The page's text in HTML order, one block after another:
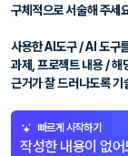
구체적으로 서술해 주세
사용한 AI도구 / AI 도구
과제, 프로젝트 내용 / 해
근거가 잘 드러나도록 기
빠르게 시작하기
작성한 내용이 없